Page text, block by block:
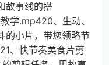
故事线的搭
学.mp420、生动、
的小片，带您领略节
、快节奏美食片剪